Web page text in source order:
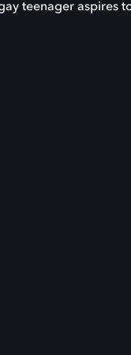
teenager aspires